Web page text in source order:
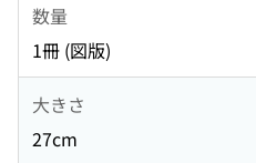
数量
1冊 (図版)
大きさ
27cm